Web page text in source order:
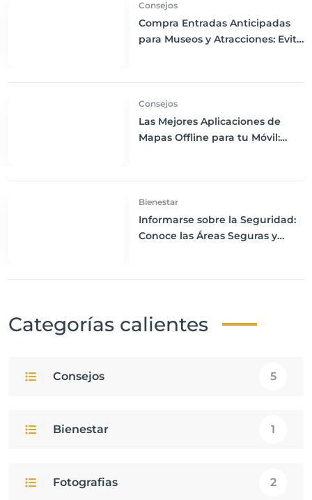
Consejos
Compra Entradas Anticipadas
para Museos y Atracciones: Evita
Consejos
Las Mejores Aplicaciones de
Mapas Offline para tu Móvil:
Bienestar
Informarse sobre la Seguridad:
Conoce las Áreas Seguras y
Categorías calientes
Consejos 5
Bienestar 1
Fotografias 2